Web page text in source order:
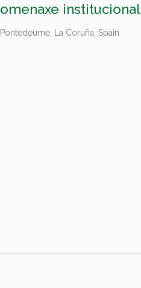
institucional
Pontedeume, La Coruña, Spain